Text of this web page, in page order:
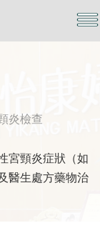
炎檢查
宮頸炎症狀（如
醫生處方藥物治